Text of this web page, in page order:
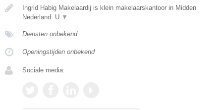
Ingrid Habig Makelaardij is klein makelaarskantoor in Midden
Nederland. U ▼
Diensten onbekend
Openingstijden onbekend
Sociale media: